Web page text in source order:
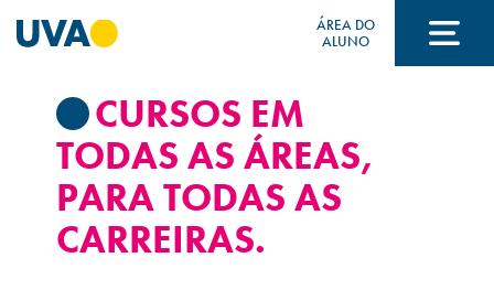
ÁREA DO
ALUNO
A UVA
CURSOS
CURSOS EM
TODAS AS ÁREAS,
PARA TODAS AS
CARREIRAS.